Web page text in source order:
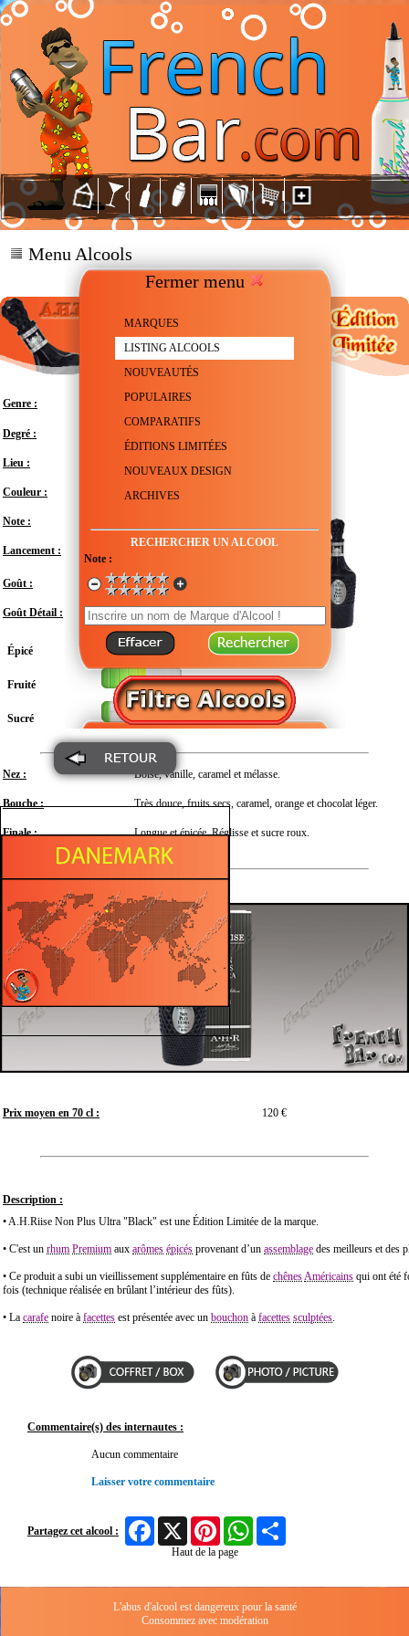
Fermer menu
MARQUES
LISTING ALCOOLS
NOUVEAUTÉS
POPULAIRES
COMPARATIFS
ÉDITIONS LIMITÉES
NOUVEAUX DESIGN
ARCHIVES
RECHERCHER UN ALCOOL
Note :
Menu Alcools
Genre : Rhum
Degré :
Lieu :
Couleur :
Note :
Lancement : Date non connue
Goût : Modéré
Goût Détail :
Épicé
Fruité
Sucré
Nez : Boisé, vanille, caramel et mélasse.
Bouche : Très douce, fruits secs, caramel, orange et chocolat léger.
Finale : Longue et épicée. Réglisse et sucre roux.
Prix moyen en 70 cl : 120 €
Description :
• A.H.Riise Non Plus Ultra "Black" est une Édition Limitée de la marque.
• C'est un rhum Premium aux arômes épicés provenant d’un assemblage des meilleurs et des
• Ce produit a subi un vieillissement supplémentaire en fûts de chênesAméricains qui ont été
fois (technique réalisée en brûlant l’intérieur des fûts).
• La carafe noire à facettes est présentée avec un bouchon à facettes sculptées.
Commentaire(s) des internautes :
Aucun commentaire
Laisser votre commentaire
Partagez cet alcool :
FacebookX Pinterest WhatsApp
Haut de la page
L'abus d'alcool est dangereux pour la santé
Consommez avec modération